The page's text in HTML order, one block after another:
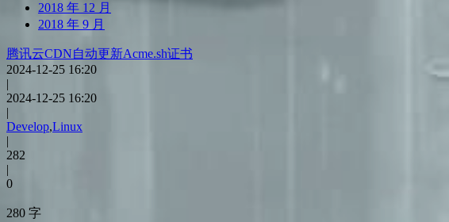
2018 年 12 月
2018 年 9 月
腾讯云CDN自动更新Acme.sh证书
2024-12-25 16:20
|
2024-12-25 16:20
|
Develop,Linux
|
282
|
0
280 字